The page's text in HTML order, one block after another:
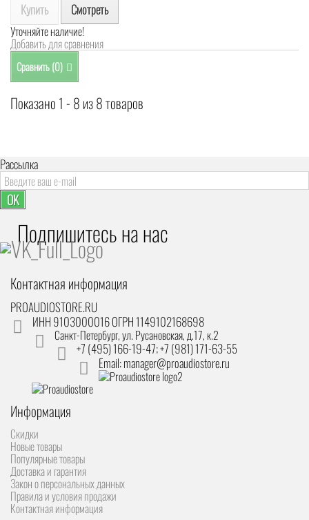
Купить Смотреть
Уточняйте наличие!
Добавить для сравнения
Сравнить (0)
Показано 1 - 8 из 8 товаров
Рассылка
OK
Подпишитесь на наc
Контактная информация
PROAUDIOSTORE.RU
ИНН 9103000016 ОГРН 1149102168698
Санкт-Петербург,ул. Русановская, д.17, к.2
+7 (495) 166-19-47; +7 (981) 171-63-55
Email: manager@proaudiostore.ru
Информация
Скидки
Новые товары
Популярные товары
Доставка и гарантия
Закон о персональных данных
Правила и условия продажи
Контактная информация